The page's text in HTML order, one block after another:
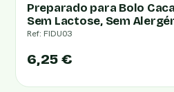
Preparado para Bolo
Sem Lactose, Sem
Ref: FIDU03
6,25 €